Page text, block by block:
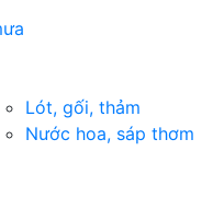
Lót, gối, thảm
Nước hoa, sáp thơm